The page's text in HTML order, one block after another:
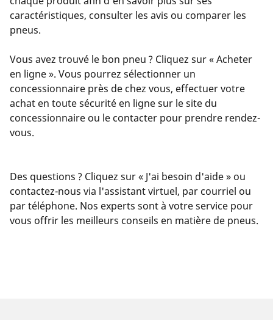
caractéristiques, consulter les avis ou comparer les
pneus.
Vous avez trouvé le bon pneu ? Cliquez sur « Acheter
en ligne ». Vous pourrez sélectionner un
concessionnaire près de chez vous, effectuer votre
achat en toute sécurité en ligne sur le site du
concessionnaire ou le contacter pour prendre rendez-
vous.
Des questions ? Cliquez sur « J'ai besoin d'aide » ou
contactez-nous via l'assistant virtuel, par courriel ou
par téléphone. Nos experts sont à votre service pour
vous offrir les meilleurs conseils en matière de pneus.